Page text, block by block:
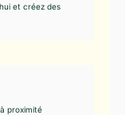
et créez des
proximité